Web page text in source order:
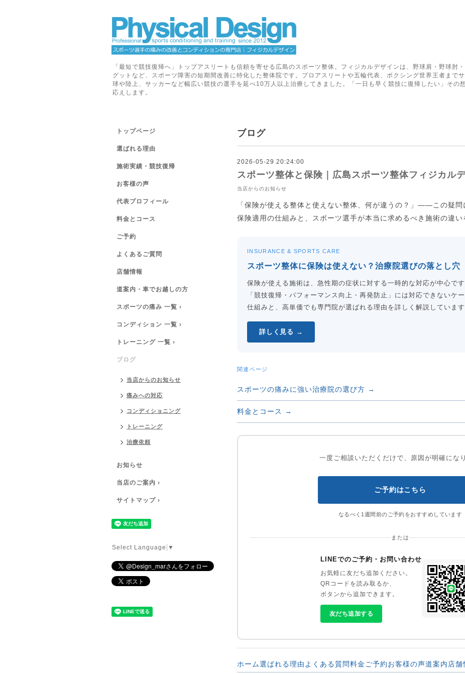
「最短で競技復帰へ」トップアスリートも信頼を寄せる広島のスポーツ整体。フィジカルデザインは、野球肩・野球肘
グットなど、スポーツ障害の短期間改善に特化した整体院です。プロアスリートや五輪代表、ボクシング世界王者まで
球や陸上、サッカーなど幅広い競技の選手を延べ10万人以上治療してきました。「一日も早く競技に復帰したい」その
応えします。
ブログ
2026-05-29 20:24:00
スポーツ整体と保険｜広島スポーツ整体フィジカル
当店からのお知らせ
「保険が使える整体と使えない整体、何が違うの？」——この疑問
保険適用の仕組みと、スポーツ選手が本当に求めるべき施術の違い
INSURANCE & SPORTS CARE
スポーツ整体に保険は使えない？治療院選びの落とし穴
保険が使える施術は、急性期の症状に対する一時的な対応が中心で
「競技復帰・パフォーマンス向上・再発防止」には対応できないケ
仕組みと、高単価でも専門院が選ばれる理由を詳しく解説しています
詳しく見る →
関連ページ
スポーツの痛みに強い治療院の選び方 →
料金とコース →
一度ご相談いただくだけで、原因が明確にな
ご予約はこちら
なるべく1週間前のご予約をおすすめしています
または
LINEでのご予約・お問い合わせ
お気軽に友だち追加ください。
QRコードを読み取るか、
ボタンから追加できます。
友だち追加する
ホーム選ばれる理由 よくある質問料金 ご予約お客様の声道案内 店舗
トップページ
選ばれる理由
施術実績・競技復帰
お客様の声
代表プロフィール
料金とコース
ご予約
よくあるご質問
店舗情報
道案内・車でお越しの方
スポーツの痛み 一覧 ›
コンディション 一覧 ›
トレーニング 一覧 ›
ブログ
当店からのお知らせ
痛みへの対応
コンディショニング
トレーニング
治療依頼
お知らせ
当店のご案内 ›
サイトマップ ›
Select Language ▼